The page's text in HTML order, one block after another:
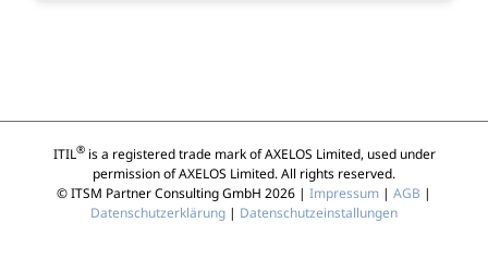
ITIL®is a registered trade mark of AXELOS Limited, used under
permission of AXELOS Limited. All rights reserved.
© ITSM Partner Consulting GmbH 2026 | Impressum | AGB |
Datenschutzerklärung | Datenschutzeinstallungen